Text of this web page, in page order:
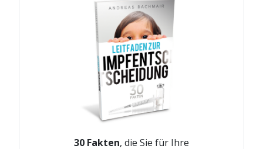
30 Fakten, die Sie für Ihre